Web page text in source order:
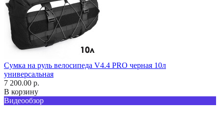
Сумка на руль велосипеда V4.4 PRO черная 10л
универсальная
7 200.00 р.
В корзину
Видеообзор